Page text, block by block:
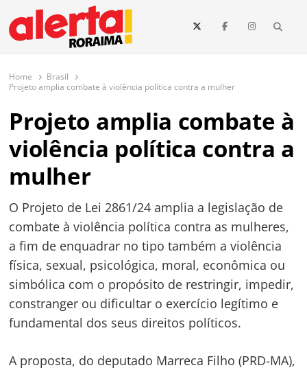
conteúdo
O maior portal de notícias de Roraima
O Alerta Roraima é seu portal de notícias completo sobre política,
e todo o estado de Roraima. Fique sempre informado com
atualizações em tempo real!
Home
Brasil
Projeto amplia combate à violência política contra a mulher
Projeto amplia combate à
violência política contra a
mulher
O Projeto de Lei 2861/24 amplia a legislação de
combate à violência política contra as mulheres,
a fim de enquadrar no tipo também a violência
física, sexual, psicológica, moral, econômica ou
simbólica com o propósito de restringir, impedir,
constranger ou dificultar o exercício legítimo e
fundamental dos seus direitos políticos.
A proposta, do deputado Marreca Filho (PRD-MA),